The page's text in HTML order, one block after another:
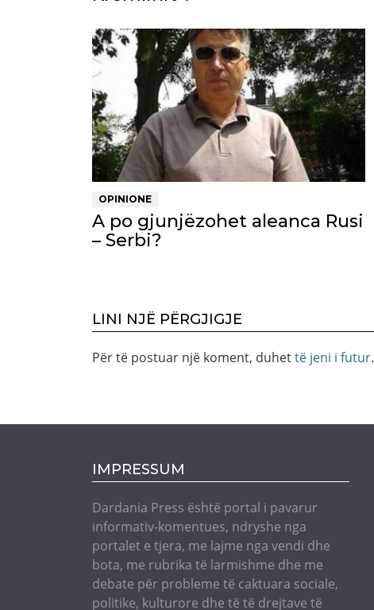
OPINIONE
A po gjunjëzohet aleanca Rusi
– Serbi?
LINI NJË PËRGJIGJE
Për të postuar një koment, duhettë jeni i futur.
IMPRESSUM
Dardania Press është portal i pavarur
informativ-komentues, ndryshe nga
portalet e tjera, me lajme nga vendi dhe
bota, me rubrika të larmishme dhe me
debate për probleme të caktuara sociale,
politike, kulturore dhe të të drejtave të